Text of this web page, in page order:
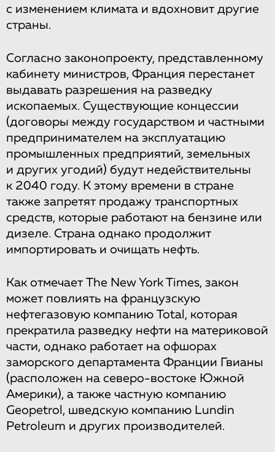
с изменением климата и вдохновит другие
страны.
Согласно законопроекту, представленному
кабинету министров, Франция перестанет
выдавать разрешения на разведку
ископаемых. Существующие концессии
(договоры между государством и частными
предпринимателем на эксплуатацию
промышленных предприятий, земельных
и других угодий) будут недействительны
к 2040 году. К этому времени в стране
также запретят продажу транспортных
средств, которые работают на бензине или
дизеле. Страна однако продолжит
импортировать и очищать нефть.
Как отмечает The New York Times, закон
может повлиять на французскую
нефтегазовую компанию Total, которая
прекратила разведку нефти на материковой
части, однако работает на офшорах
заморского департамента Франции Гвианы
(расположен на северо-востоке Южной
Америки), а также частную компанию
Geopetrol, шведскую компанию Lundin
Petroleum и других производителей.